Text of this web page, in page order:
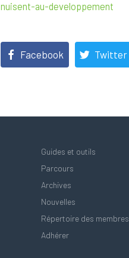
nuisent-au-developpement
Facebook Twitter
Guides et outils
Parcours
Archives
Nouvelles
Répertoire des membres
Adhérer